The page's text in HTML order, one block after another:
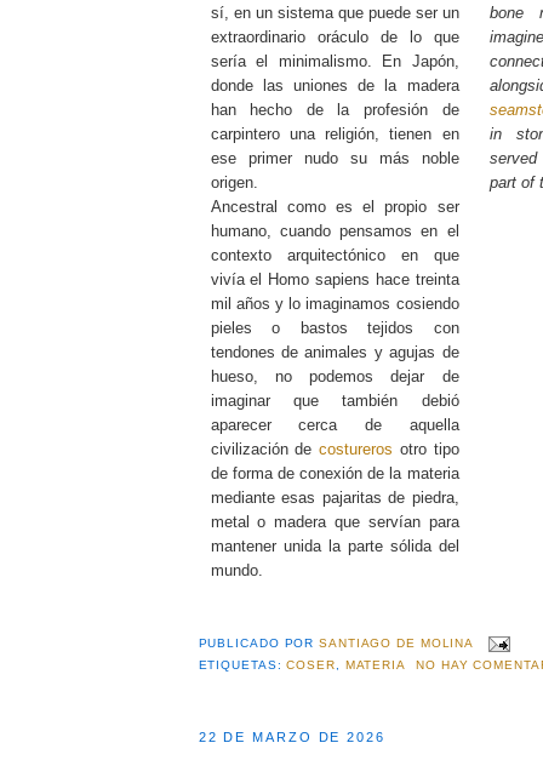
sí, en un sistema que puede ser un
extraordinario oráculo de lo que
sería el minimalismo. En Japón,
donde las uniones de la madera
han hecho de la profesión de
carpintero una religión, tienen en
ese primer nudo su más noble
origen.
Ancestral como es el propio ser
humano, cuando pensamos en el
contexto arquitectónico en que
vivía el Homo sapiens hace treinta
mil años y lo imaginamos cosiendo
pieles o bastos tejidos con
tendones de animales y agujas de
hueso, no podemos dejar de
imaginar que también debió
aparecer cerca de aquella
civilización decostureros otro tipo
de forma de conexión de la materia
mediante esas pajaritas de piedra,
metal o madera que servían para
mantener unida la parte sólida del
mundo.
bone
in
part of
PUBLICADO PORSANTIAGO DE MOLINA
ETIQUETAS:COSER MATERIA NO HAY
22 DE MARZO DE 2026